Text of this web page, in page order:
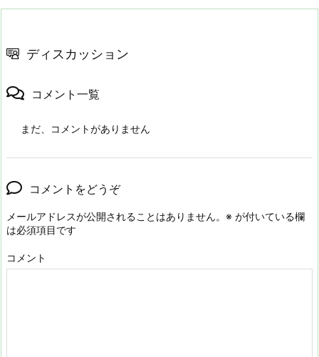
ディスカッション
コメント一覧
まだ、コメントがありません
コメントをどうぞ
メールアドレスが公開されることはありません。 ※ が付いている欄
は必須項目です
コメント